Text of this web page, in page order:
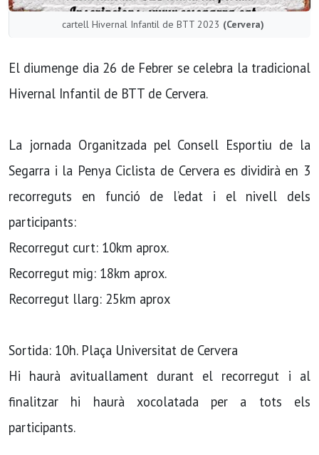
cartell Hivernal Infantil de BTT 2023 (Cervera)
El diumenge dia 26 de Febrer se celebra la tradicional
Hivernal Infantil de BTT de Cervera.
La jornada Organitzada pel Consell Esportiu de la
Segarra i la Penya Ciclista de Cervera es dividirà en 3
recorreguts en funció de l’edat i el nivell dels
participants:
Recorregut curt: 10km aprox.
Recorregut mig: 18km aprox.
Recorregut llarg: 25km aprox
Sortida: 10h. Plaça Universitat de Cervera
Hi haurà avituallament durant el recorregut i al
finalitzar hi haurà xocolatada per a tots els
participants.